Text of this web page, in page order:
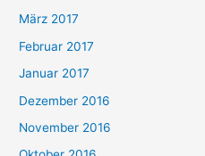
März 2017
Februar 2017
Januar 2017
Dezember 2016
November 2016